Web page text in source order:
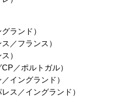
ランド）
／フランス）
）
／ポルトガル）
イングランド）
ス／イングランド）